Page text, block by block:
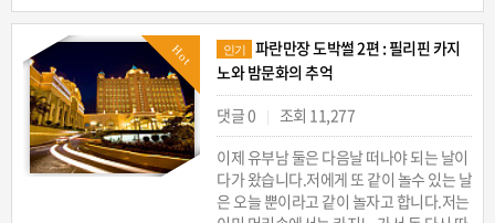
Hot 인기
파란만장 도박썰 2편 : 필리핀 카지
노와 밤문화의 추억
댓글 0
|
조회 11,277
이제 유부남 둘은 다음날 떠나야 되는 날이
다가 왔습니다.저에게 또 같이 놀수 있는 날
은 오늘 뿐이라고 같이 놀자고 합니다.저는